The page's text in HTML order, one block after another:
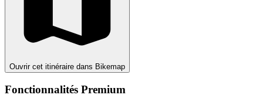
Ouvrir cet itinéraire dans Bikemap
Fonctionnalités Premium